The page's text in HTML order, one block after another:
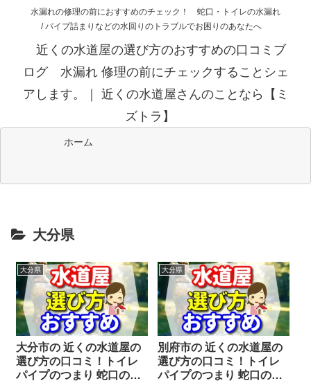
水漏れの修理の前におすすめのチェック！ 蛇口・トイレの水漏れ
/ パイプ詰まりなどの水回りのトラブルでお困りのあなたへ
近くの水道屋の選び方のおすすめの口コミブ
ログ 水漏れ 修理の前にチェックすることシェ
アします。｜ 近くの水道屋さんのことなら【ミ
ズトラ】
ホーム
大分県
大分県
大分市の 近くの水道屋の
選び方の口コミ！トイレ
パイプのつまり 蛇口の水
大分県
別府市の 近くの水道屋の
選び方の口コミ！トイレ
パイプのつまり 蛇口の水